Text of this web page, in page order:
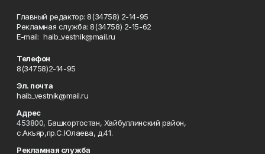
Главный редактор: 8(34758) 2-14-95
Рекламная служба: 8(34758) 2-15-62
Е-mаil: haib_vestnik@mail.ru
Телефон
8(34758)2-14-95
Эл. почта
haib_vestnik@mail.ru
Адрес
453800, Башкортостан, Хайбуллинский район,
с.Акъяр,пр.С.Юлаева, д.41.
Рекламная служба